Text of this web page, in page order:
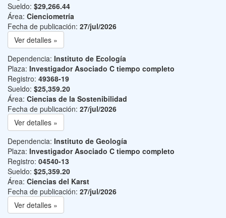
Sueldo: $29,266.44
Área: Cienciometría
Fecha de publicación: 27/jul/2026
Ver detalles »
Dependencia: Instituto de Ecología
Plaza: Investigador Asociado C tiempo completo
Registro: 49368-19
Sueldo: $25,359.20
Área: Ciencias de la Sostenibilidad
Fecha de publicación: 27/jul/2026
Ver detalles »
Dependencia: Instituto de Geología
Plaza: Investigador Asociado C tiempo completo
Registro: 04540-13
Sueldo: $25,359.20
Área: Ciencias del Karst
Fecha de publicación: 27/jul/2026
Ver detalles »